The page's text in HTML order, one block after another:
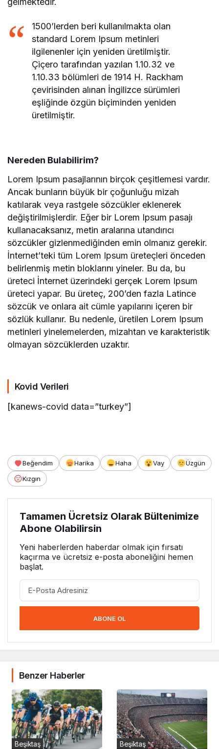
1500’lerden beri kullanılmakta olan
standard Lorem Ipsum metinleri
ilgilenenler için yeniden üretilmiştir.
Çiçero tarafından yazılan 1.10.32 ve
1.10.33 bölümleri de 1914 H. Rackham
çevirisinden alınan İngilizce sürümleri
eşliğinde özgün biçiminden yeniden
üretilmiştir.
Nereden Bulabilirim?
Lorem Ipsum pasajlarının birçok çeşitlemesi vardır.
Ancak bunların büyük bir çoğunluğu mizah
katılarak veya rastgele sözcükler eklenerek
değiştirilmişlerdir. Eğer bir Lorem Ipsum pasajı
kullanacaksanız, metin aralarına utandırıcı
sözcükler gizlenmediğinden emin olmanız gerekir.
İnternet’teki tüm Lorem Ipsum üreteçleri önceden
belirlenmiş metin bloklarını yineler. Bu da, bu
üreteci İnternet üzerindeki gerçek Lorem Ipsum
üreteci yapar. Bu üreteç, 200’den fazla Latince
sözcük ve onlara ait cümle yapılarını içeren bir
sözlük kullanır. Bu nedenle, üretilen Lorem Ipsum
metinleri yinelemelerden, mizahtan ve karakteristik
olmayan sözcüklerden uzaktır.
Kovid Verileri
[kanews-covid data=”turkey”]
Beğendim Harika Haha Vay
Üzgün
Kızgın
Tamamen Ücretsiz Olarak Bültenimize
Abone Olabilirsin
Yeni haberlerden haberdar olmak için fırsatı
kaçırma ve ücretsiz e-posta aboneliğini hemen
başlat.
ABONE OL
Benzer Haberler
Beşiktaş Beşiktaş